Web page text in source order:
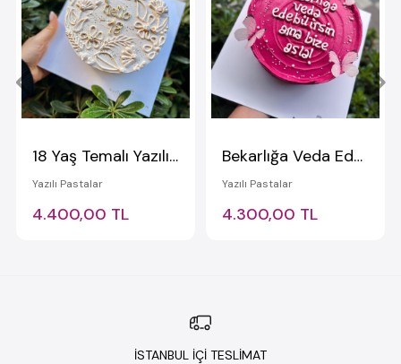
18 Yaş Temalı Yazılı Pasta
Yazılı Pastalar
4.400,00 TL
Bekarlığa Veda Edebilirsin Ama Bize Asla Yazılı Pasta
Yazılı Pastalar
4.300,00 TL
İSTANBUL İÇİ TESLİMAT